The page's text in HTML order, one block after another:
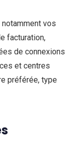
vos
facturation,
de connexions
et centres
préférée, type